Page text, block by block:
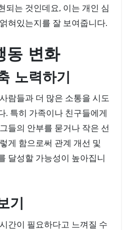
되는 것인데요, 이는 개인 심
혀있는지를 잘 보여줍니다.
동 변화
노력하기
람들과 더 많은 소통을 시도
. 특히 가족이나 친구들에게
들의 안부를 묻거나 작은 선
게 함으로써 관계 개선 및
달성할 가능성이 높아집니
기
간이 필요하다고 느껴질 수